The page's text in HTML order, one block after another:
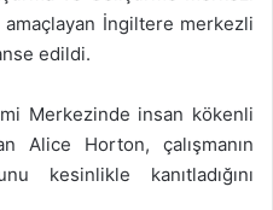
İngiltere merkezli
edildi.
Merkezinde insan kökenli
Alice Horton, çalışmanın
kesinlikle kanıtladığını